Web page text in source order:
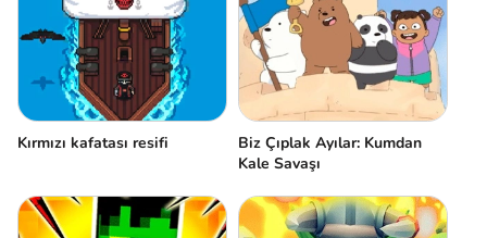
Kırmızı kafatası resifi
Biz Çıplak Ayılar: Kumdan
Kale Savaşı